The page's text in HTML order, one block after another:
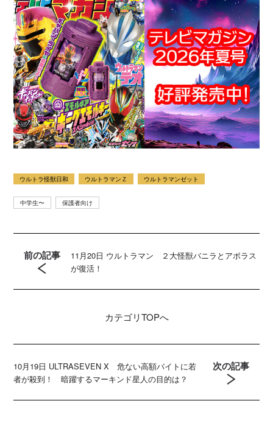
ウルトラ怪獣日和 ウルトラマンＺ ウルトラマンゼット
中学生〜 保護者向け
前の記事
11月20日 ウルトラマン ２大怪獣バニラとアボラス
が復活！
カテゴリTOPへ
10月19日 ULTRASEVEN X 危ない高額バイトに若
者が殺到！ 暗躍するマーキンド星人の目的は？
次の記事